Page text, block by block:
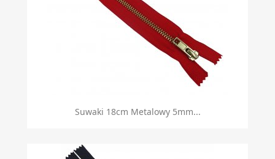
Suwaki 18cm Metalowy 5mm...